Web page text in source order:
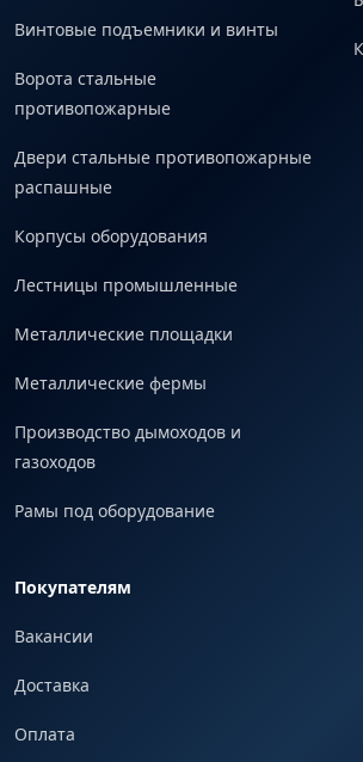
Винтовые подъемники и винты
Ворота стальные
противопожарные
Двери стальные противопожарные
распашные
Корпусы оборудования
Лестницы промышленные
Металлические площадки
Металлические фермы
Производство дымоходов и
газоходов
Рамы под оборудование
Покупателям
Вакансии
Доставка
Оплата